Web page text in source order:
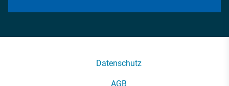
Datenschutz
AGB